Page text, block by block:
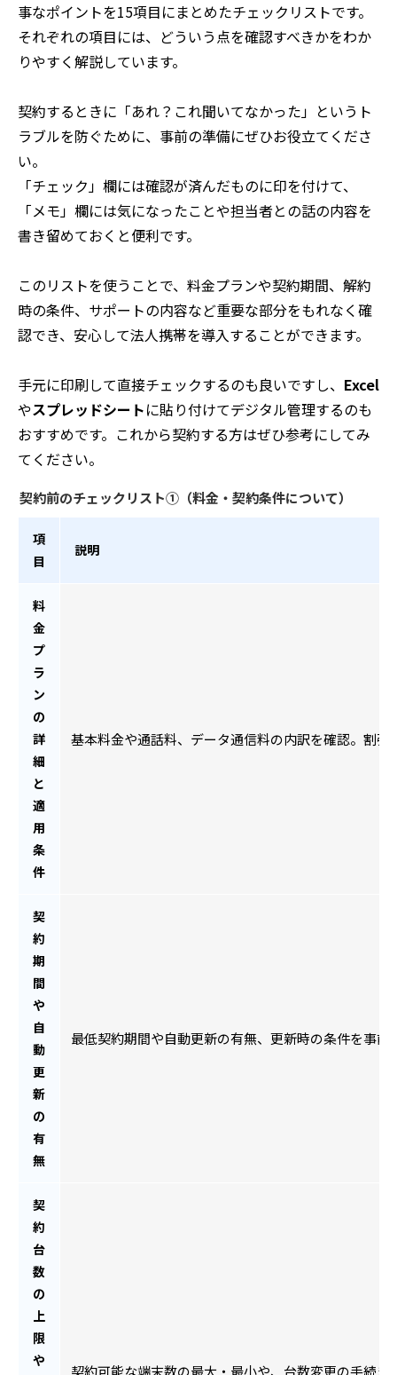
事なポイントを15項目にまとめたチェックリストです。
それぞれの項目には、どういう点を確認すべきかをわか
りやすく解説しています。
契約するときに「あれ？これ聞いてなかった」というト
ラブルを防ぐために、事前の準備にぜひお役立てくださ
い。
「チェック」欄には確認が済んだものに印を付けて、
「メモ」欄には気になったことや担当者との話の内容を
書き留めておくと便利です。
このリストを使うことで、料金プランや契約期間、解約
時の条件、サポートの内容など重要な部分をもれなく確
認でき、安心して法人携帯を導入することができます。
手元に印刷して直接チェックするのも良いですし、 Excel
やスプレッドシートに貼り付けてデジタル管理するのも
おすすめです。これから契約する方はぜひ参考にしてみ
てください。
契約前のチェックリスト①（料金・契約条件について）
項
目
説明
料
金
プ
ラ
ン
の
詳
細
と
適
用
条
件
基本料金や通話料、データ通信料の内訳を確認。割引
契
約
期
間
や
自
動
更
新
の
有
無
最低契約期間や自動更新の有無、更新時の条件を事前
契
約
台
数
の
上
限
や
契約可能な端末数の最大・最小や、台数変更の手続き